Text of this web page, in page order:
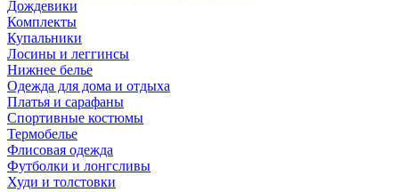
Дождевики
Комплекты
Купальники
Лосины и леггинсы
Нижнее белье
Одежда для дома и отдыха
Платья и сарафаны
Спортивные костюмы
Термобелье
Флисовая одежда
Футболки и лонгсливы
Худи и толстовки